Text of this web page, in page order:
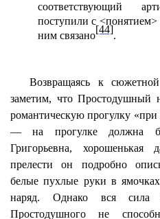
соответствующий
поступили с <понятием>
ним связано
[44]
.
Возвращаясь к
заметим, что Простодушный
романтическую прогулку
— на прогулке должна
Григорьевна, хорошенькая
прелести он подробно
белые пухлые руки в
наряд. Однако вся сила
Простодушного не